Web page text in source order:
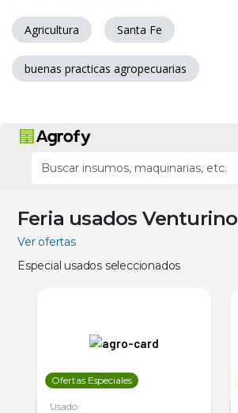
Agricultura Santa Fe
buenas practicas agropecuarias
Feria usados Venturino
Ver ofertas
Especial usados seleccionados
Ofertas Especiales
Usado